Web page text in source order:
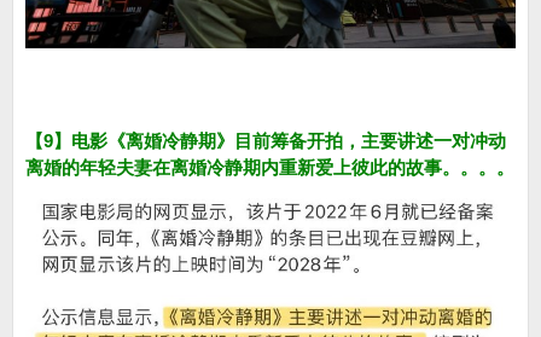
【9】电影《离婚冷静期》目前筹备开拍，主要讲述一对冲动
离婚的年轻夫妻在离婚冷静期内重新爱上彼此的故事。。。。